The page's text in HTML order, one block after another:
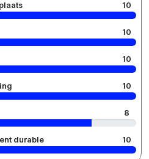
10
10
10
10
8
durable 10